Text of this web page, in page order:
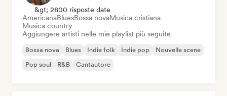
&gt; 2800 risposte date
AmericanaBluesBossa novaMusica cristiana
Musica country
Aggiungere artisti nelle mie playlist più seguite
Bossa nova Blues Indie folk Indie pop
Nouvelle scene
Pop soul
R&B Cantautore